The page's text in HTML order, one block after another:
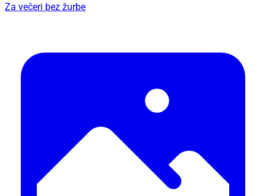
Za večeri bez žurbe